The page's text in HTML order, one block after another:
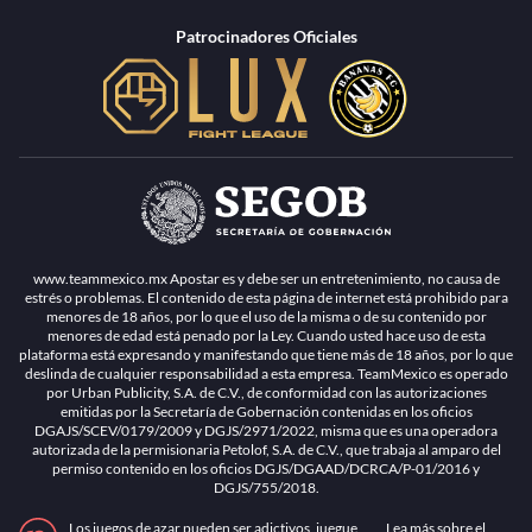
Patrocinadores Oficiales
www.teammexico.mx Apostar es y debe ser un entretenimiento, no causa de
estrés o problemas. El contenido de esta página de internet está prohibido para
menores de 18 años, por lo que el uso de la misma o de su contenido por
menores de edad está penado por la Ley. Cuando usted hace uso de esta
plataforma está expresando y manifestando que tiene más de 18 años, por lo que
deslinda de cualquier responsabilidad a esta empresa. TeamMexico es operado
por Urban Publicity, S.A. de C.V., de conformidad con las autorizaciones
emitidas por la Secretaría de Gobernación contenidas en los oficios
DGAJS/SCEV/0179/2009 y DGJS/2971/2022, misma que es una operadora
autorizada de la permisionaria Petolof, S.A. de C.V., que trabaja al amparo del
permiso contenido en los oficios DGJS/DGAAD/DCRCA/P-01/2016 y
DGJS/755/2018.
Los juegos de azar pueden ser adictivos, juegue Lea más sobre el